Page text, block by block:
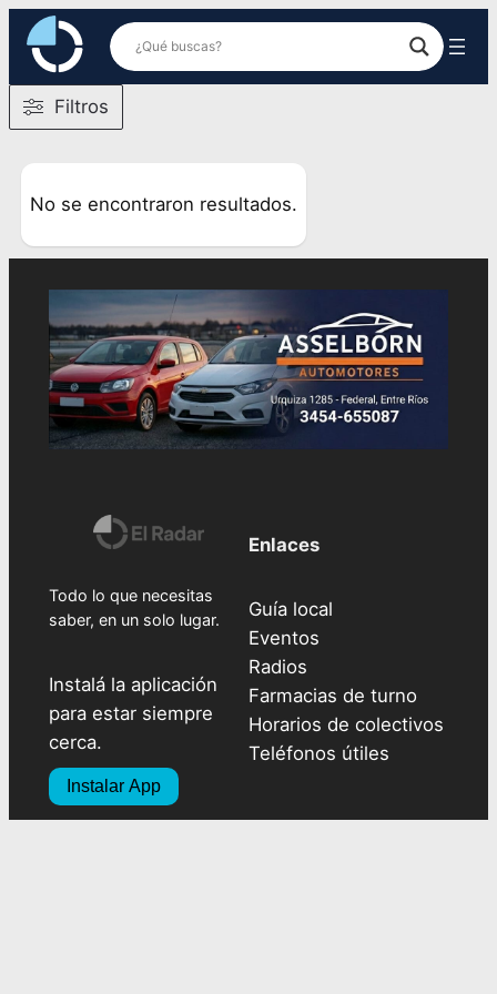
Saltar
contenido
Filtros
No se encontraron resultados.
Todo lo que necesitas
saber, en un solo lugar.
Instalá la aplicación
para estar siempre
cerca.
Instalar App
Enlaces
Guía local
Eventos
Radios
Farmacias de turno
Horarios de colectivos
Teléfonos útiles